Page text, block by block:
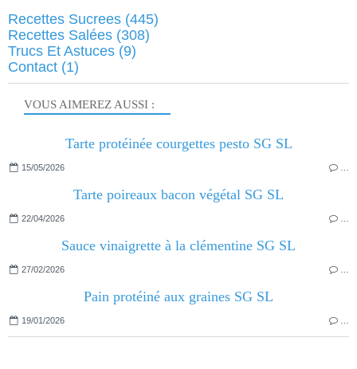
VOUS AIMEREZ AUSSI :
Tarte protéinée courgettes pesto SG SL
15/05/2026
Tarte poireaux bacon végétal SG SL
22/04/2026
Sauce vinaigrette à la clémentine SG SL
27/02/2026
Pain protéiné aux graines SG SL
19/01/2026
Recettes Sucrees (445)
Recettes Salées (308)
Trucs Et Astuces (9)
Contact (1)